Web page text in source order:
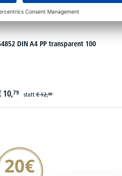
DIN A4 PP transparent 100
10,79 statt€ 12,99
20€ Gutschein sichern